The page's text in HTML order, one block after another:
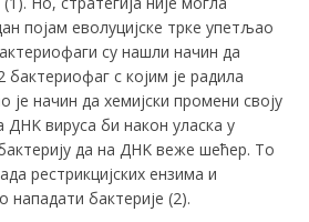
појам еволуцијске трке упетљао
су нашли начин да
с којим је радила
начин да хемијски промени своју
вируса би након уласка у
да на ДНK веже шећер. То
рестрикцијских ензима и
бактерије (2).